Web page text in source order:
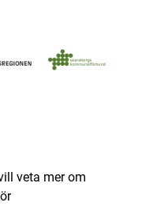
veta mer om